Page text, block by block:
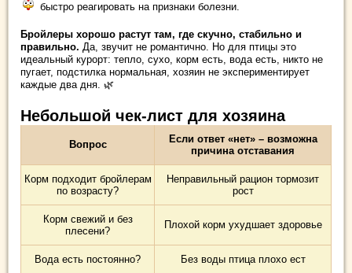
быстро реагировать на признаки болезни.
Бройлеры хорошо растут там, где скучно, стабильно и
правильно. Да, звучит не романтично. Но для птицы это
идеальный курорт: тепло, сухо, корм есть, вода есть, никто не
пугает, подстилка нормальная, хозяин не экспериментирует
каждые два дня. 🌿
Небольшой чек-лист для хозяина
Вопрос
Если ответ «нет» – возможна
причина отставания
Корм подходит бройлерам
по возрасту?
Неправильный рацион тормозит
рост
Корм свежий и без
плесени?
Плохой корм ухудшает здоровье
Вода есть постоянно? Без воды птица плохо ест